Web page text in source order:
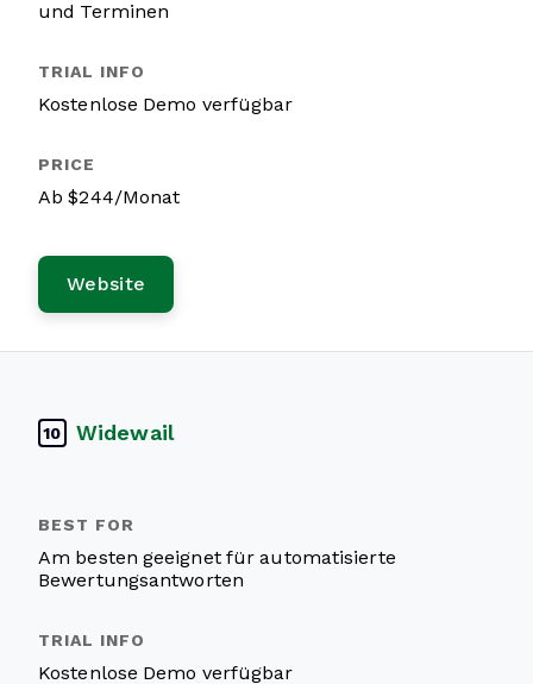
und Terminen
Kostenlose Demo verfügbar
Ab $244/Monat
Website
10 Widewail
Am besten geeignet für automatisierte
Bewertungsantworten
Kostenlose Demo verfügbar